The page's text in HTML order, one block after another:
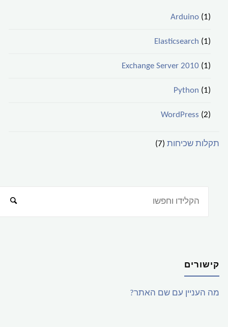
Arduino(1)
Elasticsearch (1)
Exchange Server 2010(1)
Python (1)
WordPress (2)
תקלות שכיחות (7)
קישורים
מה העניין עם שם האתר?